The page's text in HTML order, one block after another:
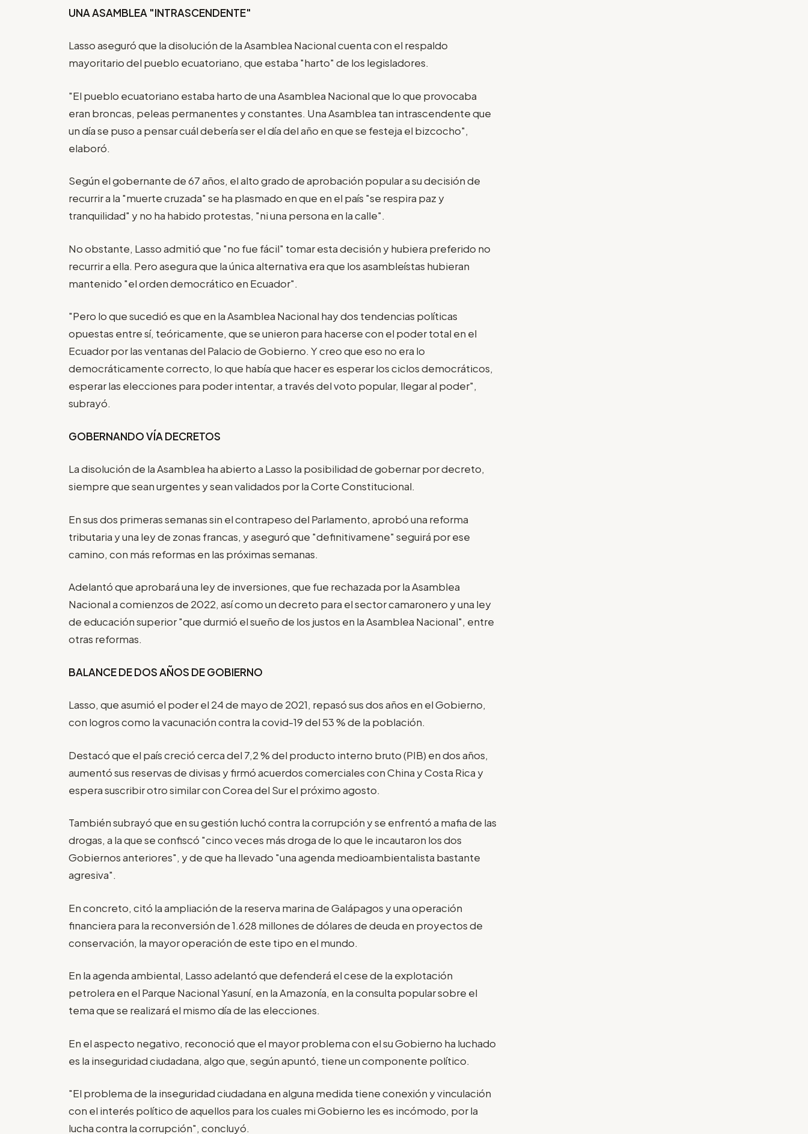
UNA ASAMBLEA "INTRASCENDENTE"
Lasso aseguró que la disolución de la Asamblea Nacional cuenta con el respaldo
mayoritario del pueblo ecuatoriano, que estaba "harto" de los legisladores.
"El pueblo ecuatoriano estaba harto de una Asamblea Nacional que lo que provocaba
eran broncas, peleas permanentes y constantes. Una Asamblea tan intrascendente que
un día se puso a pensar cuál debería ser el día del año en que se festeja el bizcocho",
elaboró.
Según el gobernante de 67 años, el alto grado de aprobación popular a su decisión de
recurrir a la "muerte cruzada" se ha plasmado en que en el país "se respira paz y
tranquilidad" y no ha habido protestas, "ni una persona en la calle".
No obstante, Lasso admitió que "no fue fácil" tomar esta decisión y hubiera preferido no
recurrir a ella. Pero asegura que la única alternativa era que los asambleístas hubieran
mantenido "el orden democrático en Ecuador".
"Pero lo que sucedió es que en la Asamblea Nacional hay dos tendencias políticas
opuestas entre sí, teóricamente, que se unieron para hacerse con el poder total en el
Ecuador por las ventanas del Palacio de Gobierno. Y creo que eso no era lo
democráticamente correcto, lo que había que hacer es esperar los ciclos democráticos,
esperar las elecciones para poder intentar, a través del voto popular, llegar al poder",
subrayó.
GOBERNANDO VÍA DECRETOS
La disolución de la Asamblea ha abierto a Lasso la posibilidad de gobernar por decreto,
siempre que sean urgentes y sean validados por la Corte Constitucional.
En sus dos primeras semanas sin el contrapeso del Parlamento, aprobó una reforma
tributaria y una ley de zonas francas, y aseguró que "definitivamene" seguirá por ese
camino, con más reformas en las próximas semanas.
Adelantó que aprobará una ley de inversiones, que fue rechazada por la Asamblea
Nacional a comienzos de 2022, así como un decreto para el sector camaronero y una ley
de educación superior "que durmió el sueño de los justos en la Asamblea Nacional", entre
otras reformas.
BALANCE DE DOS AÑOS DE GOBIERNO
Lasso, que asumió el poder el 24 de mayo de 2021, repasó sus dos años en el Gobierno,
con logros como la vacunación contra la covid-19 del 53 % de la población.
Destacó que el país creció cerca del 7,2 % del producto interno bruto (PIB) en dos años,
aumentó sus reservas de divisas y firmó acuerdos comerciales con China y Costa Rica y
espera suscribir otro similar con Corea del Sur el próximo agosto.
También subrayó que en su gestión luchó contra la corrupción y se enfrentó a mafia de las
drogas, a la que se confiscó "cinco veces más droga de lo que le incautaron los dos
Gobiernos anteriores", y de que ha llevado "una agenda medioambientalista bastante
agresiva".
En concreto, citó la ampliación de la reserva marina de Galápagos y una operación
financiera para la reconversión de 1.628 millones de dólares de deuda en proyectos de
conservación, la mayor operación de este tipo en el mundo.
En la agenda ambiental, Lasso adelantó que defenderá el cese de la explotación
petrolera en el Parque Nacional Yasuní, en la Amazonía, en la consulta popular sobre el
tema que se realizará el mismo día de las elecciones.
En el aspecto negativo, reconoció que el mayor problema con el su Gobierno ha luchado
es la inseguridad ciudadana, algo que, según apuntó, tiene un componente político.
"El problema de la inseguridad ciudadana en alguna medida tiene conexión y vinculación
con el interés político de aquellos para los cuales mi Gobierno les es incómodo, por la
lucha contra la corrupción", concluyó.